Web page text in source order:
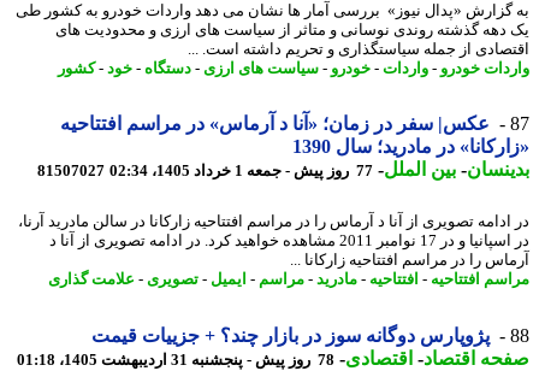
«پدال نیوز» بررسی آمار ها نشان می دهد واردات خودرو به کشور طی
گذشته روندی نوسانی و متاثر از سیاست های ارزی و محدودیت های
از جمله سیاستگذاری و تحریم داشته است. ...
خودرو-واردات - خودرو-سیاست های ارزی - دستگاه-خود -کشور
عکس| سفر در زمان؛ «آنا د آرماس» در مراسم افتتاحیه
در مادرید؛ سال 1390
-بین الملل-77 روز پیش - جمعه 1 خرداد 1405، 02:34 81507027
تصویری از آنا د آرماس را در مراسم افتتاحیه زارکانا در سالن مادرید آرنا،
در اسپانیا و در 17 نوامبر 2011 مشاهده خواهید کرد. در ادامه تصویری از آنا د
را در مراسم افتتاحیه زارکانا ...
افتتاحیه-افتتاحیه-مادرید- مراسم -ایمیل-تصویری- علامت گذاری
پژوپارس دوگانه سوز در بازار چند؟ + جزییات قیمت
اقتصاد-اقتصادی-78 روز پیش - پنجشنبه 31 اردیبهشت 1405، 01:18